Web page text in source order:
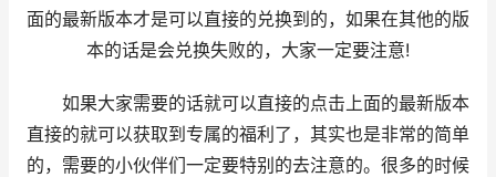
面的最新版本才是可以直接的兑换到的，如果在其他的版
本的话是会兑换失败的，大家一定要注意!
如果大家需要的话就可以直接的点击上面的最新版本
直接的就可以获取到专属的福利了，其实也是非常的简单
的，需要的小伙伴们一定要特别的去注意的。很多的时候